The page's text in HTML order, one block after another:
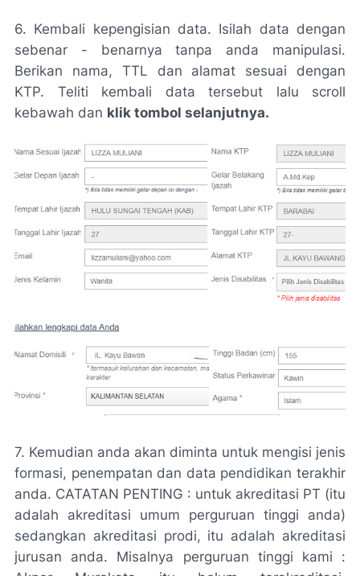
6. Kembali kepengisian data. Isilah data dengan
sebenar - benarnya tanpa anda manipulasi.
Berikan nama, TTL dan alamat sesuai dengan
KTP. Teliti kembali data tersebut lalu scroll
kebawah dan klik tombol selanjutnya.
7. Kemudian anda akan diminta untuk mengisi jenis
formasi, penempatan dan data pendidikan terakhir
anda. CATATAN PENTING : untuk akreditasi PT (itu
adalah akreditasi umum perguruan tinggi anda)
sedangkan akreditasi prodi, itu adalah akreditasi
jurusan anda. Misalnya perguruan tinggi kami :